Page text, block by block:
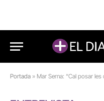
Portada » Mar Serna: “Cal posar les